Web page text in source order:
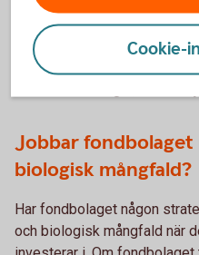
Fondbolag som signerat
investeringar (UNPRI) ska
man investerar i att ta mer
Jobbar
biologisk mångfald?
Har fondbolaget någon
och biologisk mångfald när
Cookie-